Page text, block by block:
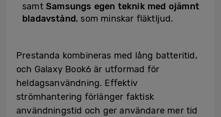
samt Samsungs egen teknik med ojämnt
bladavstånd, som minskar fläktljud.
Prestanda kombineras med lång batteritid,
och Galaxy Book6 är utformad för
heldagsanvändning. Effektiv
strömhantering förlänger faktisk
användningstid och ger användare mer tid